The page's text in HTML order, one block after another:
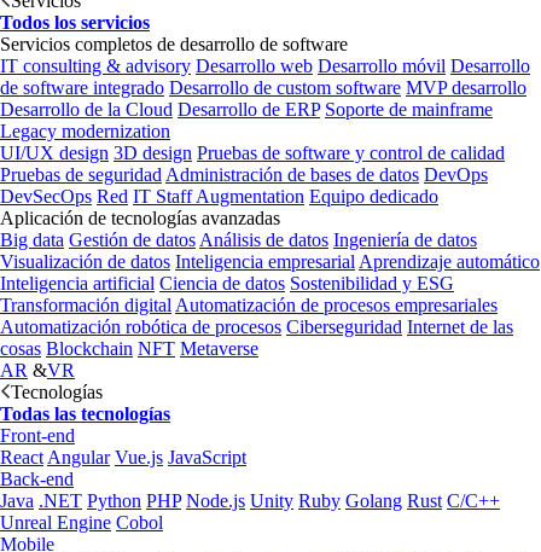
Todos los servicios
Servicios completos de desarrollo de software
IT consulting & advisory Desarrollo web Desarrollo móvil Desarrollo
de software integrado Desarrollo de custom software MVP desarrollo
Desarrollo de la Cloud Desarrollo de ERP Soporte de mainframe
Legacy modernization
UI/UX design 3D design Pruebas de software y control de calidad
Pruebas de seguridad Administración de bases de datos DevOps
DevSecOps Red IT Staff Augmentation Equipo dedicado
Aplicación de tecnologías avanzadas
Big data Gestión de datos Análisis de datos Ingeniería de datos
Visualización de datos Inteligencia empresarial Aprendizaje automático
Inteligencia artificial Ciencia de datos Sostenibilidad y ESG
Transformación digital Automatización de procesos empresariales
Automatización robótica de procesos Ciberseguridad Internet de las
cosas Blockchain NFT Metaverse
AR &VR
Tecnologías
Todas las tecnologías
Front-end
React Angular Vue.js JavaScript
Back-end
Java .NET Python PHP Node.js Unity Ruby Golang Rust C/C++
Unreal Engine Cobol
Mobile